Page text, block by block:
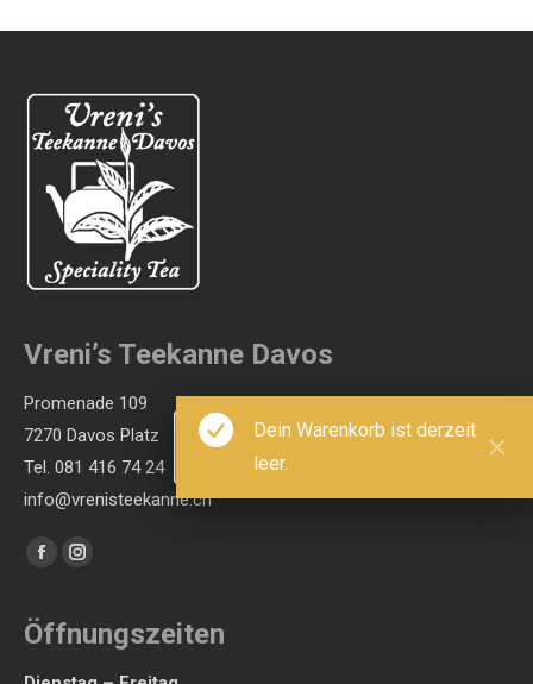
Dein Warenkorb ist derzeit
leer.
Vreni’s Teekanne Davos
Promenade 109
7270 Davos Platz
Tel. 081 416 74 24
info@vrenisteekanne.ch
Finden Sie uns auf:
Facebook
opens
Instagram
opens
Öffnungszeiten